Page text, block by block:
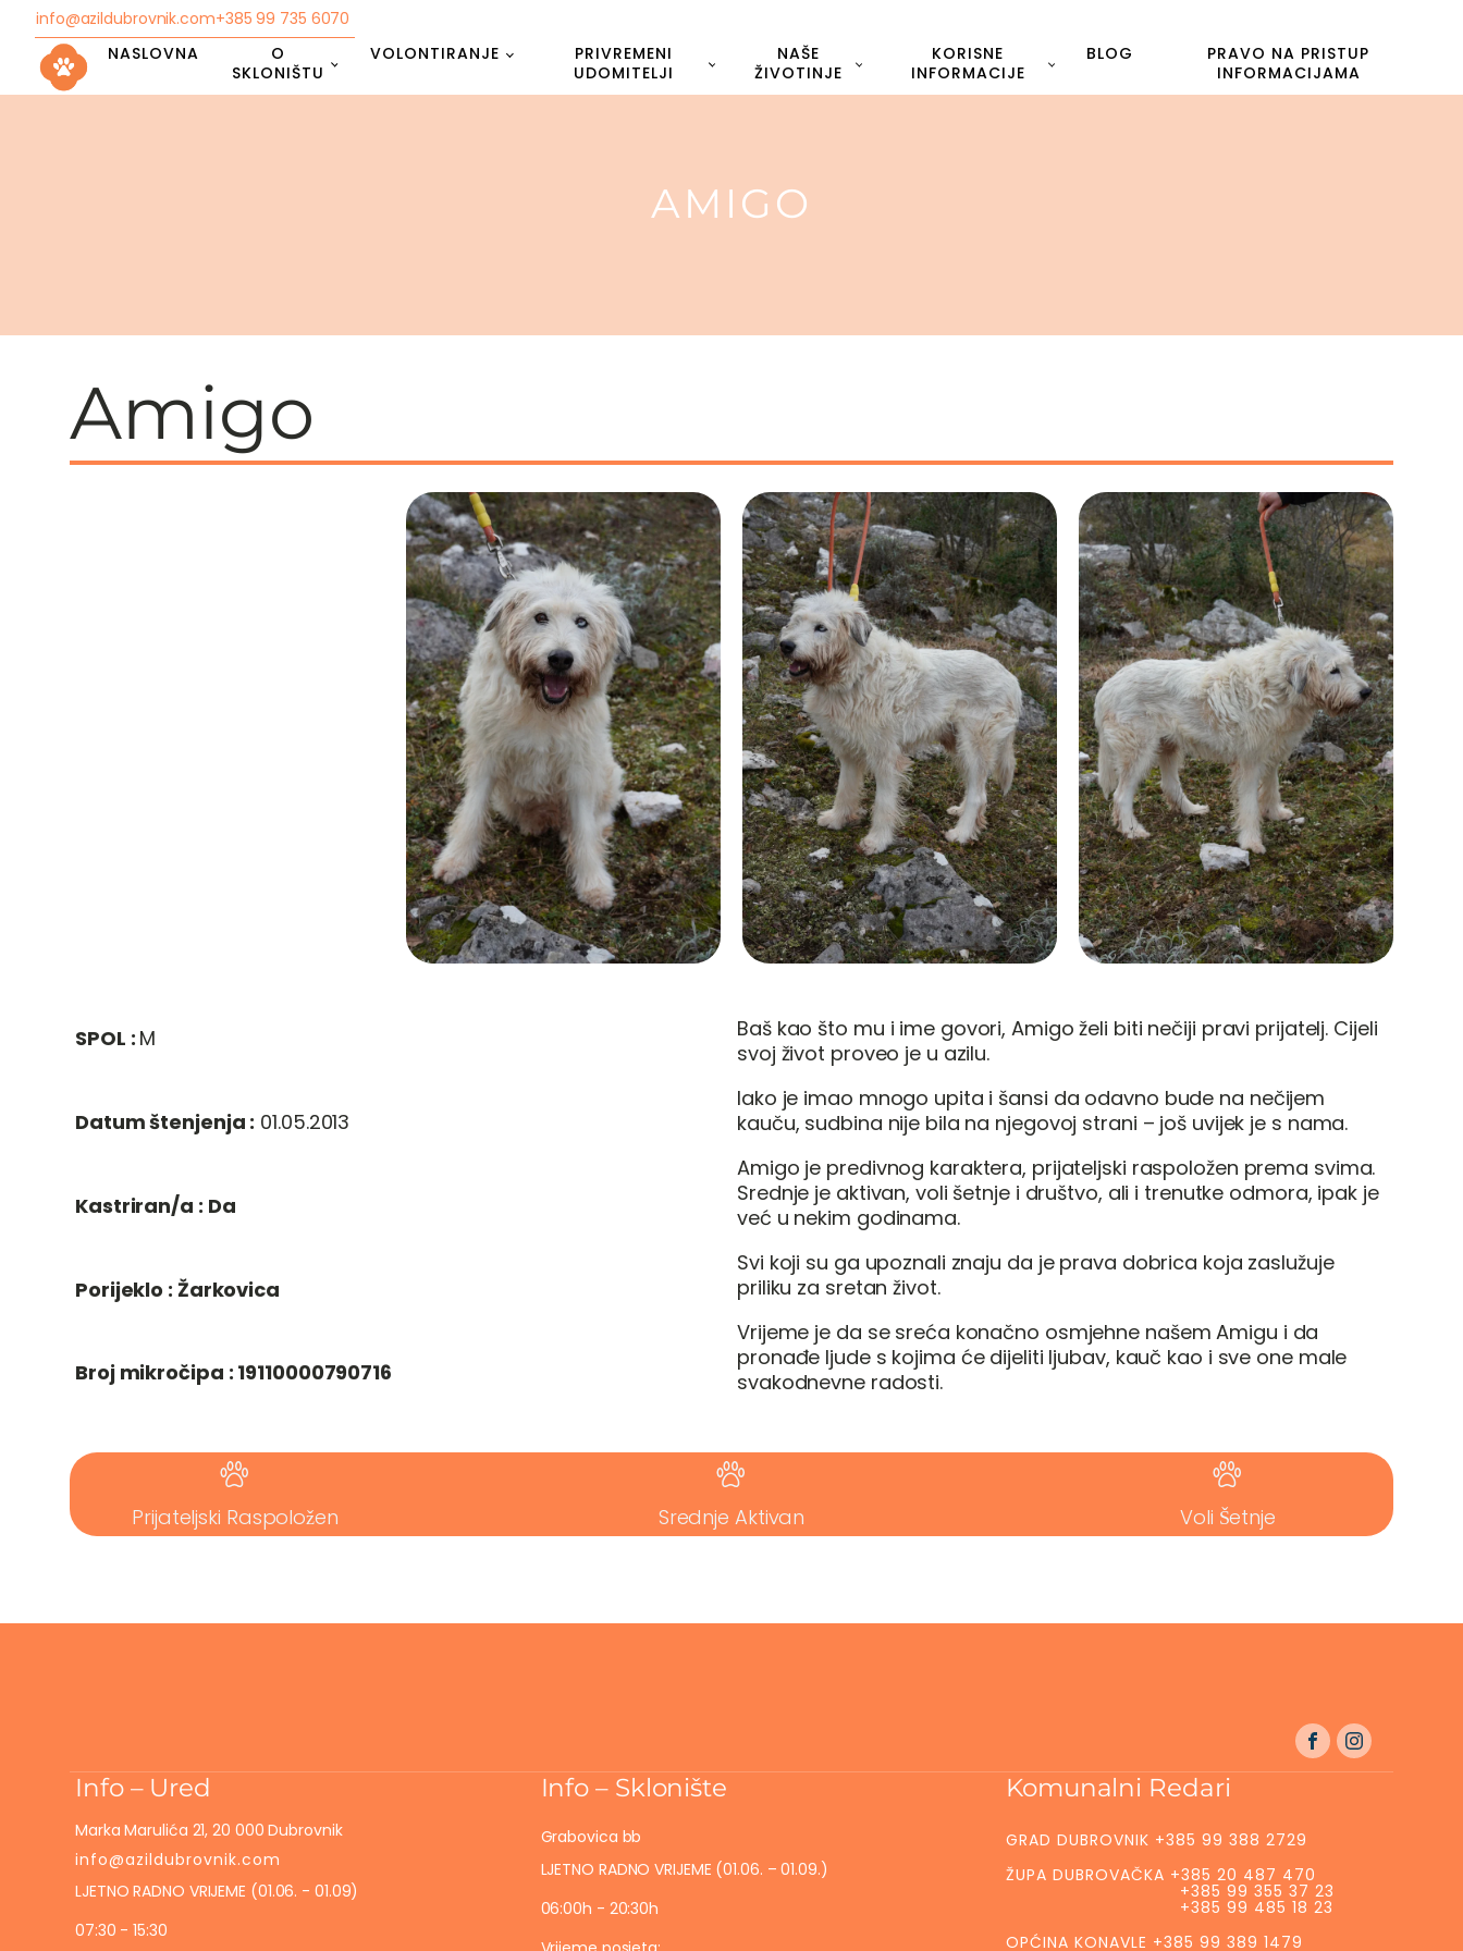
info@azildubrovnik.com+385 99 735 6070
NASLOVNA
O
SKLONIŠTU
VOLONTIRANJE
PRIVREMENI
UDOMITELJI
NAŠE
ŽIVOTINJE
KORISNE
INFORMACIJE
BLOG
PRAVO NA PRISTUP
INFORMACIJAMA
AMIGO
Amigo
SPOL : M
Datum štenjenja : 01.05.2013
Kastriran/a : Da
Porijeklo : Žarkovica
Broj mikročipa : 19110000790716
Baš kao što mu i ime govori, Amigo želi biti nečiji pravi prijatelj. Cijeli
svoj život proveo je u azilu.
Iako je imao mnogo upita i šansi da odavno bude na nečijem
kauču, sudbina nije bila na njegovoj strani – još uvijek je s nama.
Amigo je predivnog karaktera, prijateljski raspoložen prema svima.
Srednje je aktivan, voli šetnje i društvo, ali i trenutke odmora, ipak je
već u nekim godinama.
Svi koji su ga upoznali znaju da je prava dobrica koja zaslužuje
priliku za sretan život.
Vrijeme je da se sreća konačno osmjehne našem Amigu i da
pronađe ljude s kojima će dijeliti ljubav, kauč kao i sve one male
svakodnevne radosti.
Prijateljski Raspoložen Srednje Aktivan Voli Šetnje
Info – Ured
Marka Marulića 21, 20 000 Dubrovnik
info@azildubrovnik.com
LJETNO RADNO VRIJEME (01.06. - 01.09)
07:30 - 15:30
Info – Sklonište
Grabovica bb
LJETNO RADNO VRIJEME (01.06. – 01.09.)
06:00h - 20:30h
Komunalni Redari
GRAD DUBROVNIK +385 99 388 2729
ŽUPA DUBROVAČKA +385 20 487 470
+385 99 355 37 23
+385 99 485 18 23
OPĆINA KONAVLE +385 99 389 1479